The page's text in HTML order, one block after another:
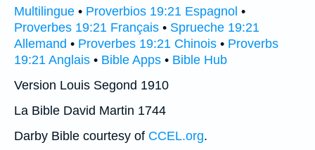
Multilingue • Proverbios 19:21 Espagnol •
Proverbes 19:21 Français • Sprueche 19:21
Allemand • Proverbes 19:21 Chinois • Proverbs
19:21 Anglais • Bible Apps • Bible Hub
Version Louis Segond 1910
La Bible David Martin 1744
Darby Bible courtesy of CCEL.org.